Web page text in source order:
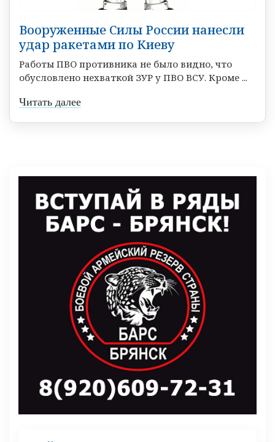
Вооруженные Силы России нанесли
удар ракетами по Киеву
Работы ПВО противника не было видно, что
обусловлено нехваткой ЗУР у ПВО ВСУ. Кроме ...
Читать далее